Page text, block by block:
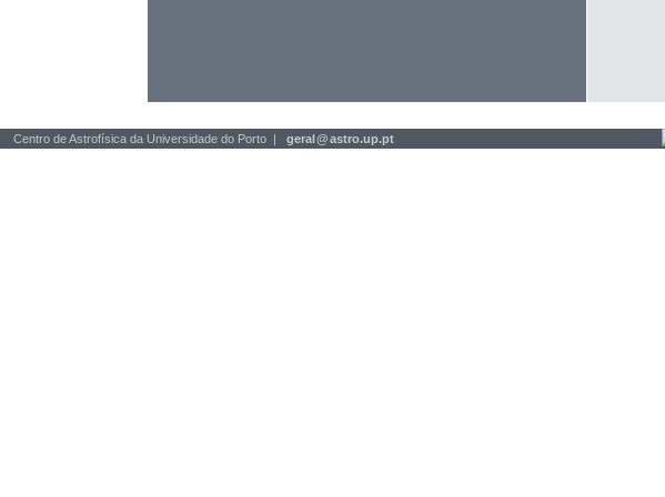
Centro de Astrofísica da Universidade do Porto | geral@astro.up.pt